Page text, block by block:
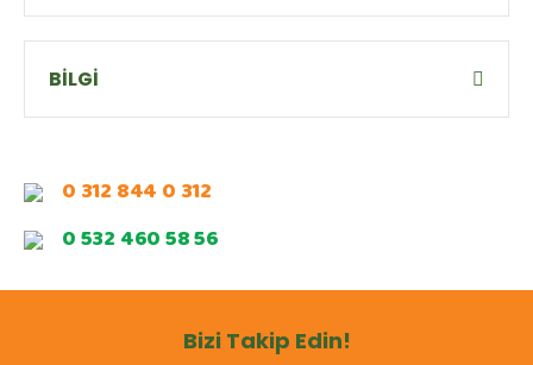
BİLGİ
0 312 844 0 312
0 532 460 58 56
Bizi Takip Edin!